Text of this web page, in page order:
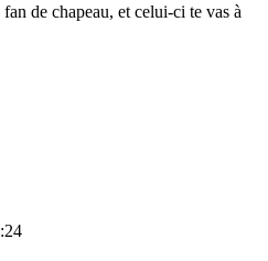
de chapeau, et celui-ci te vas à